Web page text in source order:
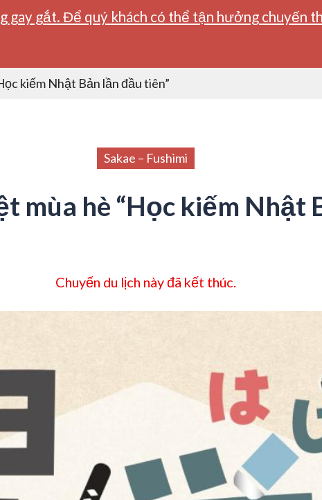
gắt. Để quý khách có thể tận hưởng chuyến
kiếm Nhật Bản lần đầu tiên”
Sakae – Fushimi
mùa hè “Học kiếm Nhật
Chuyến du lịch này đã kết thúc.